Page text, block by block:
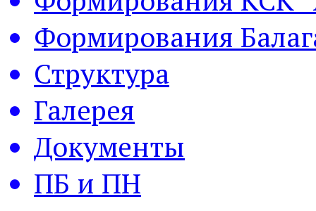
Формирования
Структура
Галерея
Документы
ПБ и ПН